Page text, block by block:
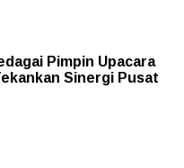
Pimpin Upacara
Sinergi Pusat